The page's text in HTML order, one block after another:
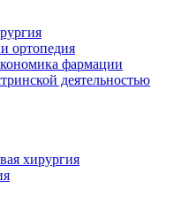
ортопедия
фармации
деятельностью
хирургия